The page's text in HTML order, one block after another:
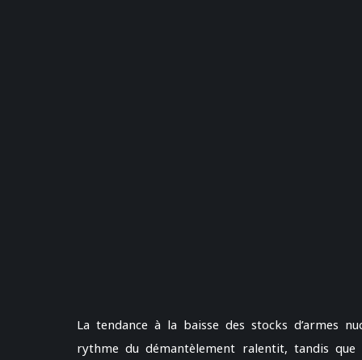
La tendance à la baisse des stocks d’armes
rythme du démantèlement ralentit, tandis que